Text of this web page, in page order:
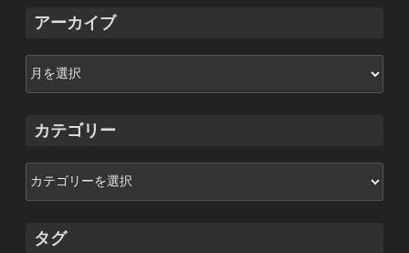
アーカイブ
ー
カ
カテゴリー
テ
ゴ
タグ